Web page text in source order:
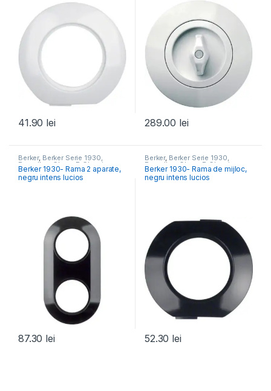
41.90 lei 289.00 lei
Berker, Berker Serie 1930,
Porzellan, Glass, R.Classic
Berker 1930- Rama 2 aparate,
negru intens lucios
87.30 lei
Berker, Berker Serie 1930,
Porzellan, Glass, R.Classic
Berker 1930- Rama de mijloc,
negru intens lucios
52.30 lei